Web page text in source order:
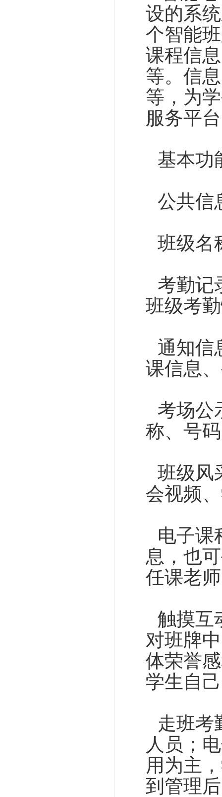
设的系
个智能
课程信
等。信
等，为
服务平
基本功
公共信
班级名
考勤记
班级考
通知信
课信息
考场公
称、号
班级风
会视频
电子课
息，也
任课老
触摸互
对班牌
体荣誉
学生自
走班考
人员；
用为主
到管理